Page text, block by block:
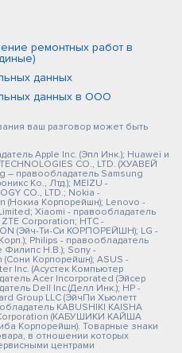
ремонтных работ в
данных
данных в ООО
ваш разговор может быть
Apple Inc. (Эпл Инк.); Huawei и
CO., LTD. (ХУАВЕЙ
правообладатель Samsung
Ко., Лтд.); MEIZU -
CO., LTD.; Nokia -
(Нокиа Корпорейшн); Lenovo -
Xiaomi - правообладатель
Corporation; HTC -
(Эйч-Ти-Си КОРПОРЕЙШН); LG -
Philips - правообладатель
Филипс Н.В.); Sony -
Корпорейшн); ASUS -
Inc. (Асустек Компьютер
Acer Incorporated (Эйсер
Dell Inc.(Делл Инк.); HP -
Group LLC (ЭйчПи Хьюлетт
KABUSHIKI KAISHA
(КАБУШИКИ КАЙША
Корпорейшн). Товарные знаки
в отношении которых
центрами